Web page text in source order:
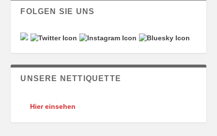
FOLGEN SIE UNS
UNSERE NETTIQUETTE
Hier einsehen